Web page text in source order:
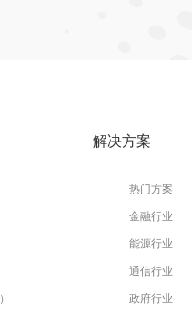
解决方案
热门方案
金融行业
能源行业
通信行业
政府行业